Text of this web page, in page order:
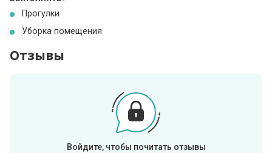
Прогулки
Уборка помещения
Отзывы
Войдите, чтобы почитать отзывы